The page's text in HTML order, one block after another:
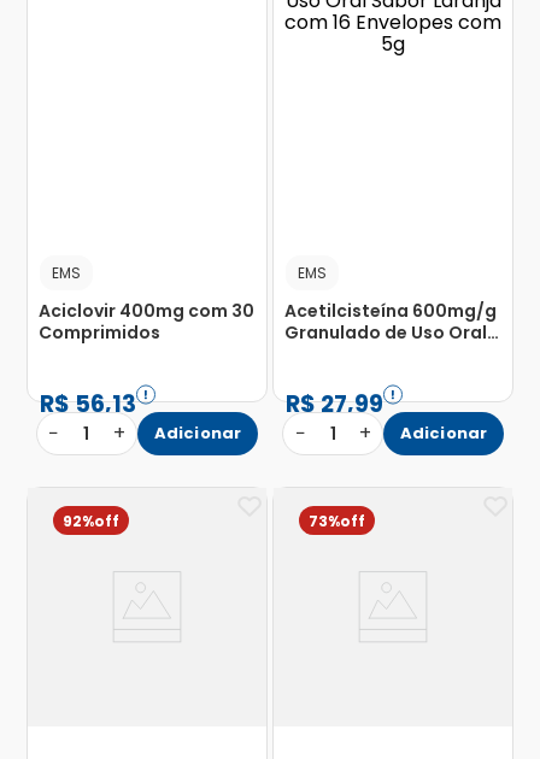
EMS
Aciclovir 400mg com 30
Comprimidos
R$56,13
− 1 + Adicionar
EMS
Acetilcisteína 600mg/g
Granulado de Uso Oral
R$27,99
− 1 + Adicionar
92% 73%